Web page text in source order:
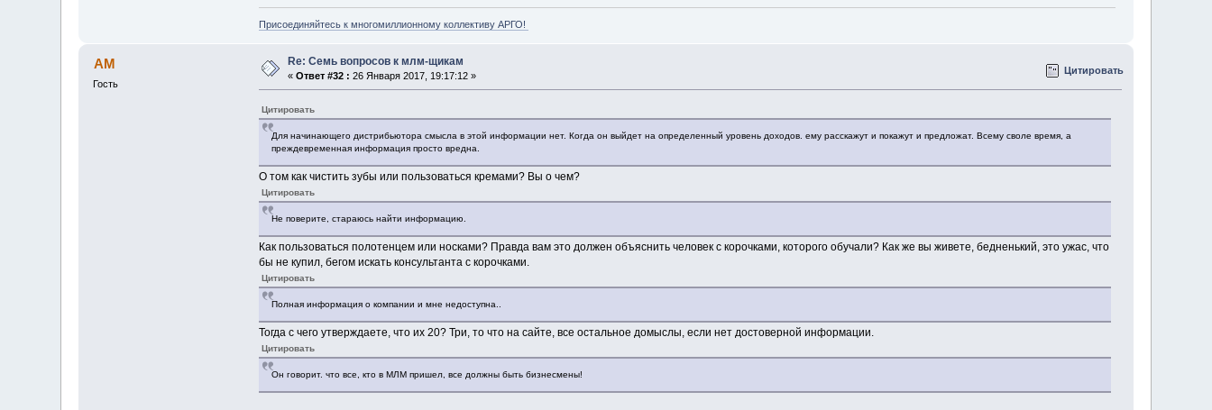
Присоединяйтесь к многомиллионному коллективу АРГО!
AM
Гость
Re: Семь вопросов к млм-щикам
«Ответ #32 : 26 Января 2017, 19:17:12 » Цитировать
Цитировать
Для начинающего дистрибьютора смысла в этой информации нет. Когда он выйдет на определенный уровень доходов. ему расскажут и покажут и предложат. Всему своле время, а
преждевременная информация просто вредна.
О том как чистить зубы или пользоваться кремами? Вы о чем?
Цитировать
Не поверите, стараюсь найти информацию.
Как пользоваться полотенцем или носками? Правда вам это должен объяснить человек с корочками, которого обучали? Как же вы живете, бедненький, это ужас, что
бы не купил, бегом искать консультанта с корочками.
Цитировать
Полная информация о компании и мне недоступна..
Тогда с чего утверждаете, что их 20? Три, то что на сайте, все остальное домыслы, если нет достоверной информации.
Цитировать
Он говорит. что все, кто в МЛМ пришел, все должны быть бизнесмены!